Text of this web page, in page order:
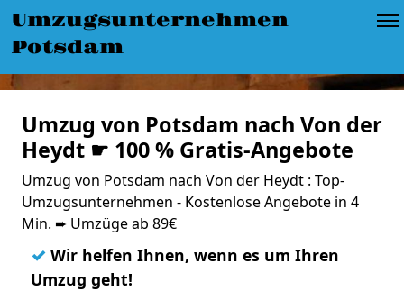
Umzugsunternehmen
Potsdam
Umzug von Potsdam nach Von der
Heydt ☛ 100 % Gratis-Angebote
Umzug von Potsdam nach Von der Heydt : Top-
Umzugsunternehmen - Kostenlose Angebote in 4
Min. ➨ Umzüge ab 89€
✓ Wir helfen Ihnen, wenn es um Ihren
Umzug geht!